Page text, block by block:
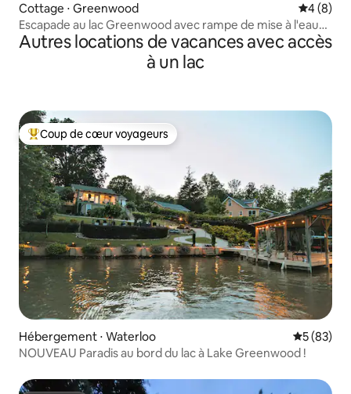
Cottage ⋅ Greenwood
4 (8)
Escapade au lac Greenwood avec rampe de mise à l'eau
sur place !
Autres locations de vacances avec accès
à un lac
Coups de cœur voyageurs les plus appréciés
Coup de cœur voyageurs
Hébergement ⋅ Waterloo
5 (83)
NOUVEAU Paradis au bord du lac à Lake Greenwood !